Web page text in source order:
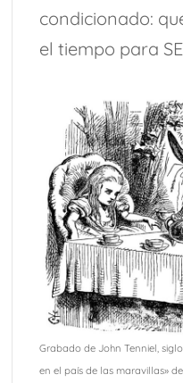
condicionado:
el tiempo para
Grabado de John Tenniel,
en el país de las maravillas»